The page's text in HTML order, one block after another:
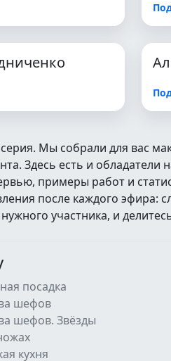
Мы собрали для вас
Здесь есть и обладатели
примеры работ и
после каждого эфира:
участника, и
посадка
шефов
шефов. Звёзды
кухня